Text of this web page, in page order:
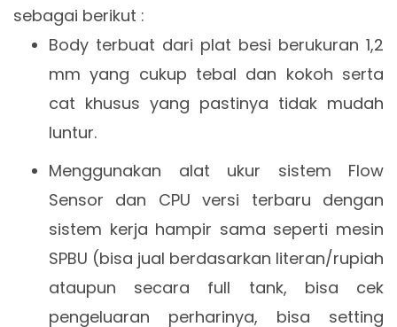
sebagai berikut :
Body terbuat dari plat besi berukuran 1,2
mm yang cukup tebal dan kokoh serta
cat khusus yang pastinya tidak mudah
luntur.
Menggunakan alat ukur sistem Flow
Sensor dan CPU versi terbaru dengan
sistem kerja hampir sama seperti mesin
SPBU (bisa jual berdasarkan literan/rupiah
ataupun secara full tank, bisa cek
pengeluaran perharinya, bisa setting